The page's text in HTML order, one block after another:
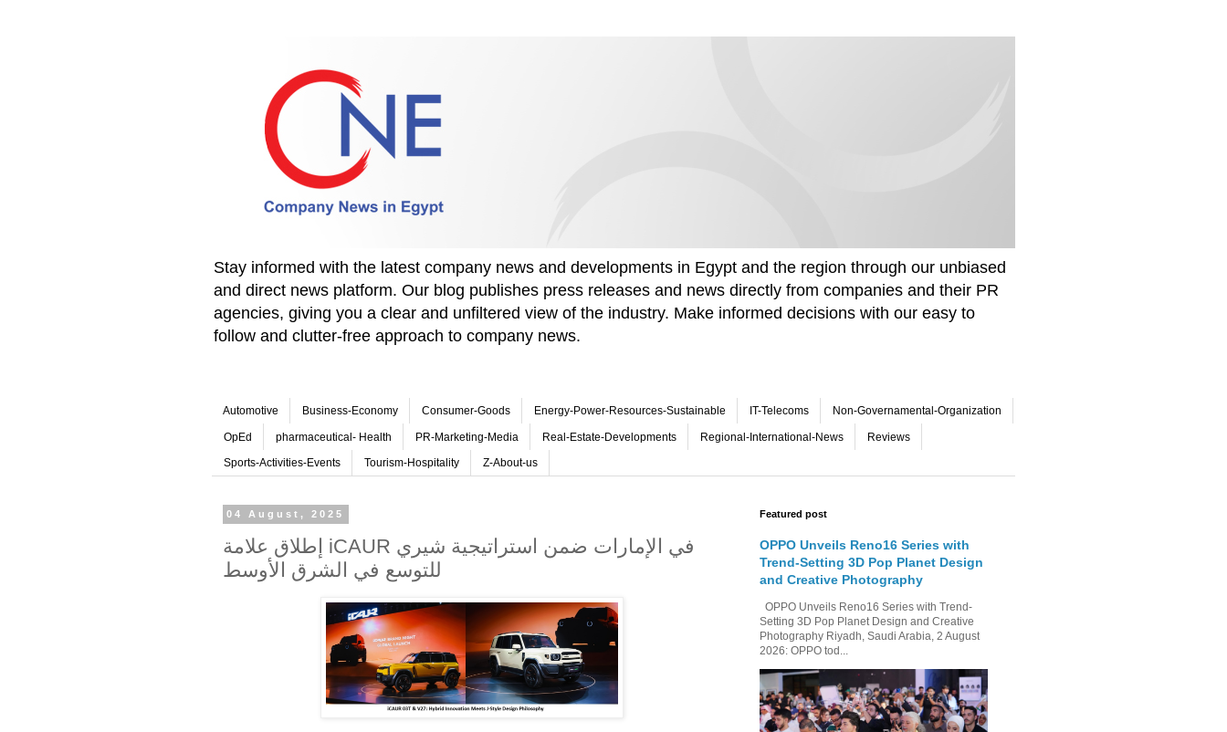
Stay informed with the latest company news and developments in Egypt and the region through our unbiased
and direct news platform. Our blog publishes press releases and news directly from companies and their PR
agencies, giving you a clear and unfiltered view of the industry. Make informed decisions with our easy to
follow and clutter-free approach to company news.
Automotive Business-Economy Consumer-Goods Energy-Power-Resources-Sustainable IT-Telecoms Non-Governamental-Organization
OpEd pharmaceutical- Health PR-Marketing-Media Real-Estate-Developments Regional-International-News Reviews
Sports-Activities-Events Tourism-Hospitality Z-About-us
04 August, 2025
إطلاق علامة iCAUR في الإمارات ضمن استراتيجية شيري
للتوسع في الشرق الأوسط
Featured post
OPPO Unveils Reno16 Series with
Trend-Setting 3D Pop Planet Design
and Creative Photography
OPPO Unveils Reno16 Series with Trend-
Setting 3D Pop Planet Design and Creative
Photography Riyadh, Saudi Arabia, 2 August
2026: OPPO tod...